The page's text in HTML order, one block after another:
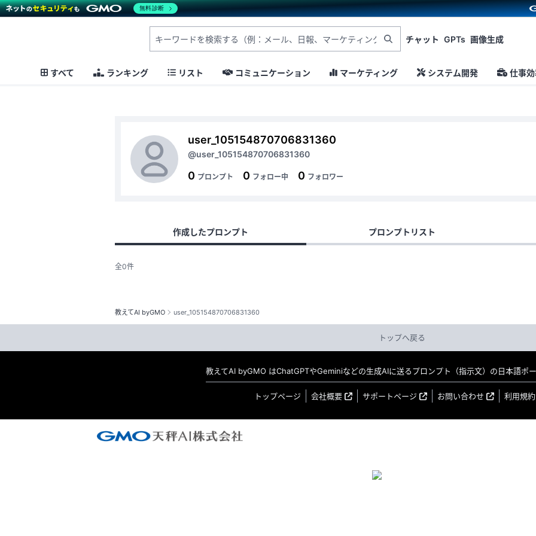
チャット GPTs 画像生成
すべて ランキング リスト コミュニケーション マーケティング システム開発 仕事
教えてAI byGMO user_105154870706831360
user_105154870706831360
@user_105154870706831360
0 プロンプト 0 フォロー中 0 フォロワー
作成したプロンプト プロンプトリスト
全0件
トップへ戻る
教えてAI byGMO はChatGPTやGeminiなどの生成AIに送るプロンプト（指示文）の日本語ポー
トップページ 会社概要 サポートページ お問い合わせ 利用規約
無料診断